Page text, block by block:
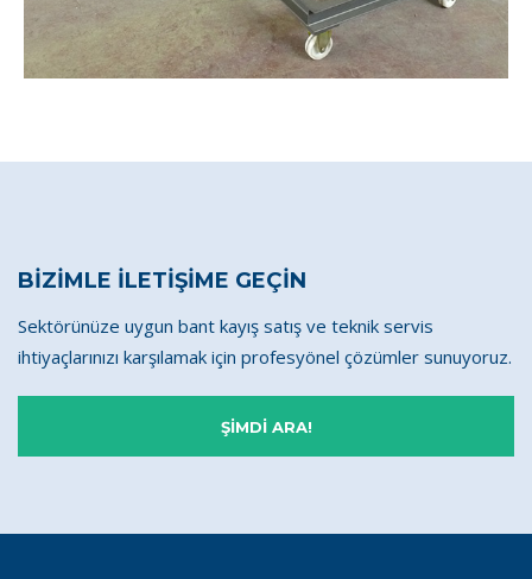
BİZİMLE İLETİŞİME GEÇİN
Sektörünüze uygun bant kayış satış ve teknik servis
ihtiyaçlarınızı karşılamak için profesyönel çözümler sunuyoruz.
ŞİMDİ ARA!